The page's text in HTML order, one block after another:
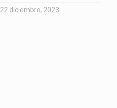
22 diciembre, 2023